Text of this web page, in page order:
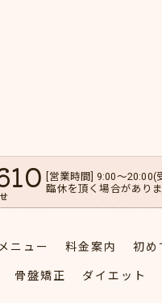
[営業時間] 9:00～
臨休を頂く場合があり
メニュー 料金案内 初め
骨盤矯正 ダイエット